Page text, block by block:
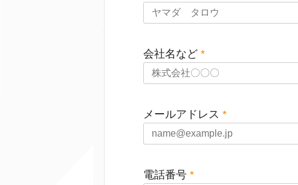
会社名など *
メールアドレス *
電話番号 *